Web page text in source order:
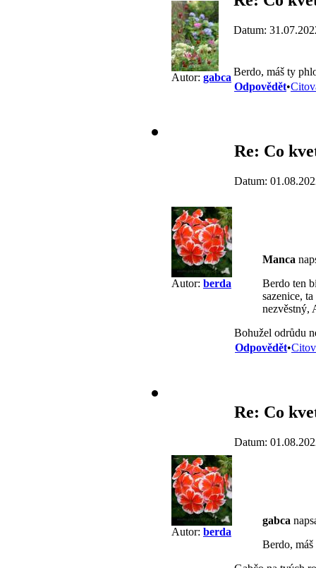
Autor: gabca
Datum:
Berdo, máš ty
Odpovědět•
Autor: berda
Re: Co
Datum:
Manca
Berdo ten
sazenice,
nezvěstný,
Bohužel odrůdu
Odpovědět•
Autor: berda
Re: Co
Datum:
gabca
Berdo,